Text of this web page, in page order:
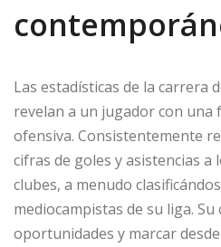
Las estadísticas de la carrera
revelan a un jugador con una
ofensiva. Consistentemente
cifras de goles y asistencias
clubes, a menudo
mediocampistas de su liga.
oportunidades y marcar